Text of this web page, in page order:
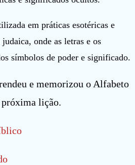
em práticas esotéricas e
onde as letras e os
símbolos de poder e significado.
e memorizou o Alfabeto
próxima lição.